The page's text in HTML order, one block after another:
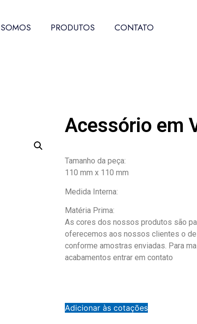
PRODUTOS CONTATO
Acessório em
Tamanho da peça:
110 mm x 110 mm
Medida Interna:
Matéria Prima:
As cores dos nossos produtos são
oferecemos aos nossos clientes o
conforme amostras enviadas. Para
acabamentos entrar em contato
Adicionar às cotações